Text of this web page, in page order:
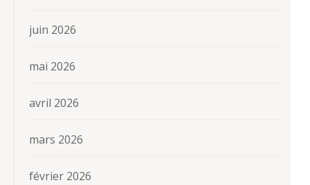
juin 2026
mai 2026
avril 2026
mars 2026
février 2026